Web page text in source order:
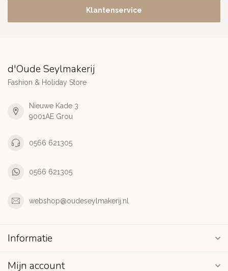
Klantenservice
d'Oude Seylmakerij
Fashion & Holiday Store
Nieuwe Kade 3
9001AE Grou
0566 621305
0566 621305
webshop@oudeseylmakerij.nl
Informatie
Mijn account